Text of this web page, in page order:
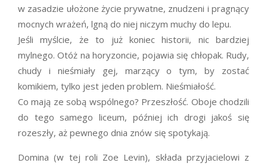
w zasadzie ułożone życie prywatne, znudzeni i pragnący
mocnych wrażeń, lgną do niej niczym muchy do lepu.
Jeśli myślcie, że to już koniec historii, nic bardziej
mylnego. Otóż na horyzoncie, pojawia się chłopak. Rudy,
chudy i nieśmiały gej, marzący o tym, by zostać
komikiem, tylko jest jeden problem. Nieśmiałość.
Co mają ze sobą wspólnego? Przeszłość. Oboje chodzili
do tego samego liceum, później ich drogi jakoś się
rozeszły, aż pewnego dnia znów się spotykają.
Domina (w tej roli Zoe Levin), składa przyjacielowi z